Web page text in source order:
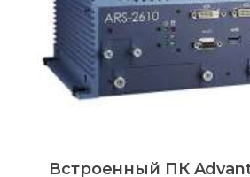
Встроенный ПК